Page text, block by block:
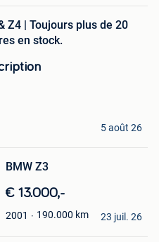
Z4 | Toujours plus de 20
en stock.
5 août 26
BMW Z3
€ 13.000,-
2001 190.000 km 23 juil. 26